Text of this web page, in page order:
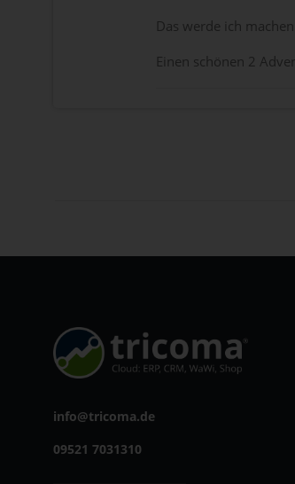
Das werde ich machen.
Einen schönen 2
info@tricoma.de
09521 7031310